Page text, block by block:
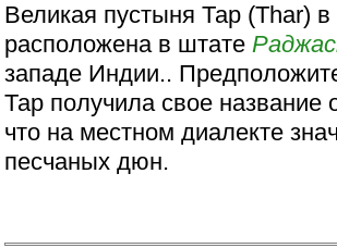
Великая пустыня Тар (Thar)
расположена в штате
западе Индии..
Тар получила свое название
что на местном диалекте
песчаных дюн.